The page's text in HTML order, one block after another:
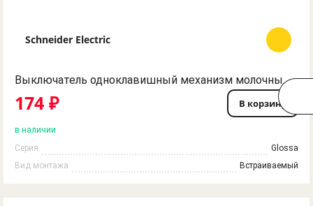
Schneider Electric
Выключатель одноклавишный механизм молочный Glossa Schneider Electric
174 ₽ В корзину
в наличии
Серия
Glossa
Вид монтажа
Встраиваемый